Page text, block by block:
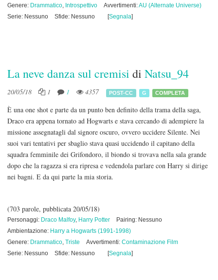
Genere: Drammatico, Introspettivo Avvertimenti:AU (Alternate Universe)
Serie: Nessuno
Sfide: Nessuno [Segnala]
La neve danza sul cremisi di Natsu_94
20/05/18 1 1 4357 POST-CC G COMPLETA
È una one shot e parte da un punto ben definito della trama della saga,
Draco era appena tornato ad Hogwarts e stava cercando di adempiere la
missione assegnatagli dal signore oscuro, ovvero uccidere Silente. Nei
suoi vari tentativi per sbaglio stava quasi uccidendo il capitano della
squadra femminile dei Grifondoro, il biondo si trovava nella sala grande
dopo che la ragazza si era ripresa e vedendola parlare con Harry si dirige
nei bagni. E da qui parte la mia storia.
(703 parole, pubblicata 20/05/18)
Personaggi: Draco Malfoy, Harry Potter
Pairing: Nessuno
Ambientazione: Harry a Hogwarts (1991-1998)
Genere: Drammatico, Triste Avvertimenti: Contaminazione Film
Serie: Nessuno
Sfide: Nessuno [Segnala]